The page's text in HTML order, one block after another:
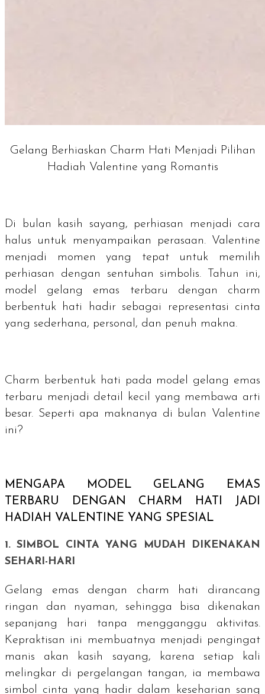
Gelang Berhiaskan Charm Hati Menjadi Pilihan
Hadiah Valentine yang Romantis
Di bulan kasih sayang, perhiasan menjadi cara
halus untuk menyampaikan perasaan. Valentine
menjadi momen yang tepat untuk memilih
perhiasan dengan sentuhan simbolis. Tahun ini,
model gelang emas terbaru dengan charm
berbentuk hati hadir sebagai representasi cinta
yang sederhana, personal, dan penuh makna.
Charm berbentuk hati pada model gelang emas
terbaru menjadi detail kecil yang membawa arti
besar. Seperti apa maknanya di bulan Valentine
ini?
MENGAPA MODEL GELANG EMAS
TERBARU DENGAN CHARM HATI JADI
HADIAH VALENTINE YANG SPESIAL
1. SIMBOL CINTA YANG MUDAH DIKENAKAN
SEHARI-HARI
Gelang emas dengan charm hati dirancang
ringan dan nyaman, sehingga bisa dikenakan
sepanjang hari tanpa mengganggu aktivitas.
Kepraktisan ini membuatnya menjadi pengingat
manis akan kasih sayang, karena setiap kali
melingkar di pergelangan tangan, ia membawa
simbol cinta yang hadir dalam keseharian sang